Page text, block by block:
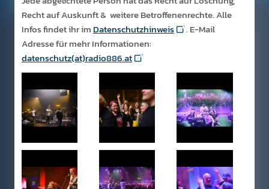
Recht auf Auskunft & weitere Betroffenenrechte. Alle
Infos findet ihr im Datenschutzhinweis
. E-Mail
Adresse für mehr Informationen:
datenschutz(at)radio886.at